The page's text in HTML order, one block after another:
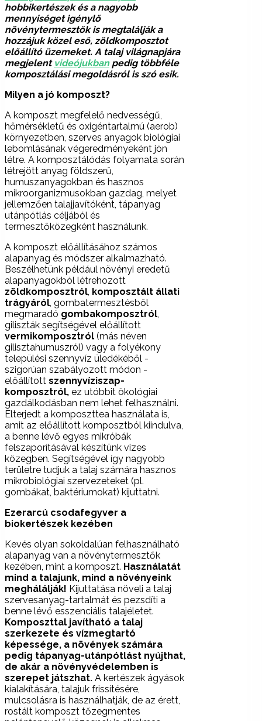
hobbikertészek és a nagyobb
mennyiséget igénylő
növénytermesztők is megtalálják a
hozzájuk közel eső, zöldkomposztot
előállító üzemeket. A talaj világnapjára
megjelent videójukbanpedig többféle
komposztálási megoldásról is szó esik.
Milyen a jó komposzt?
A komposzt megfelelő nedvességű,
hőmérsékletű és oxigéntartalmú (aerob)
környezetben, szerves anyagok biológiai
lebomlásának végeredményeként jön
létre. A komposztálódás folyamata során
létrejött anyag földszerű,
humuszanyagokban és hasznos
mikroorganizmusokban gazdag, melyet
jellemzően talajjavítóként, tápanyag
utánpótlás céljából és
termesztőközegként használunk.
A komposzt előállításához számos
alapanyag és módszer alkalmazható.
Beszélhetünk például növényi eredetű
alapanyagokból létrehozott
zöldkomposztról komposztált állati
trágyáról , gombatermesztésből
megmaradó gombakomposztról
giliszták segítségével előállított
vermikomposztról (más néven
gilisztahumuszról) vagy a folyékony
települési szennyvíz üledékéből -
szigorúan szabályozott módon -
előállított szennyvíziszap-
komposztról, ez utóbbit ökológiai
gazdálkodásban nem lehet felhasználni.
Elterjedt a komposzttea használata is,
amit az előállított komposztból kiindulva,
a benne lévő egyes mikróbák
felszaporításával készítünk vizes
közegben. Segítségével így nagyobb
területre tudjuk a talaj számára hasznos
mikrobiológiai szervezeteket (pl.
gombákat, baktériumokat) kijuttatni.
Ezerarcú csodafegyver a
biokertészek kezében
Kevés olyan sokoldalúan felhasználható
alapanyag van a növénytermesztők
kezében, mint a komposzt. Használatát
mind a talajunk, mind a növényeink
meghálálják! Kijuttatása növeli a talaj
szervesanyag-tartalmát és pezsdíti a
benne lévő esszenciális talajéletet.
Komposzttal javítható a talaj
szerkezete és vízmegtartó
képessége, a növények számára
pedig tápanyag-utánpótlást nyújthat,
de akár a növényvédelemben is
szerepet játszhat. A kertészek ágyások
kialakítására, talajuk frissítésére,
mulcsolásra is használhatják, de az érett,
rostált komposzt tőzegmentes